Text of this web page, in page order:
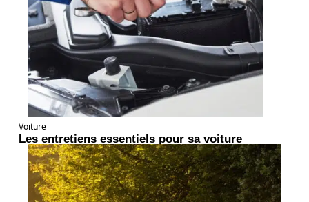
Voiture
Les entretiens essentiels pour sa voiture